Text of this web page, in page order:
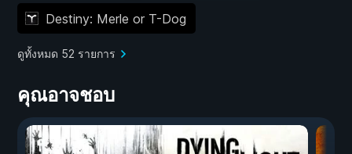
Destiny: Merle or T-Dog
ดูทั้งหมด 52 รายการ
คุณอาจชอบ